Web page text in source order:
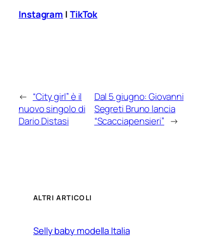
Instagram | TikTok
← “City girl” è il
nuovo singolo di
Dario Distasi
Dal 5 giugno: Giovanni
Segreti Bruno lancia
“Scacciapensieri” →
ALTRI ARTICOLI
Selly baby modella Italia